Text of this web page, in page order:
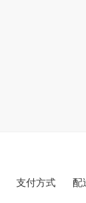
支付方式 配